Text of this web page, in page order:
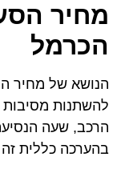
מחיר
הכרמל
הנושא של מחיר
להשתנות מסיבות
הרכב, שעה
בהערכה כללית